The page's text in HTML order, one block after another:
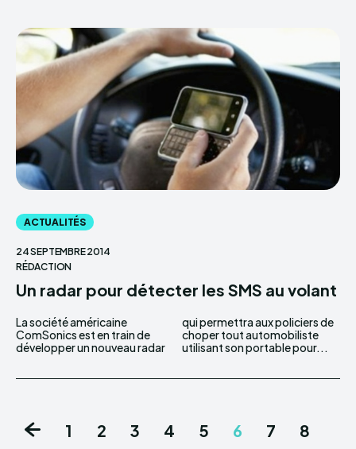
ACTUALITÉS
24 SEPTEMBRE 2014
RÉDACTION
Un radar pour détecter les SMS au volant
La société américaine
ComSonics est en train de
développer un nouveau radar
qui permettra aux policiers de
choper tout automobiliste
utilisant son portable pour...
1 2 3 4 5 6 7 8